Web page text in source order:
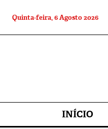
Quinta-feira, 6 Agosto 2026
INÍCIO